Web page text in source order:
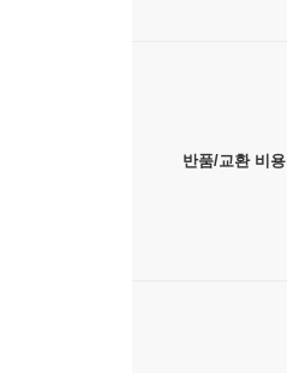
반품/교환 비용